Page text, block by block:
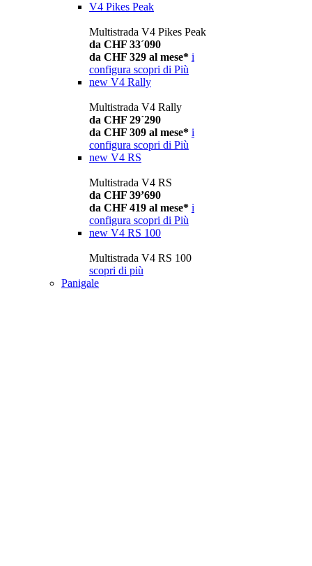
V4 Pikes Peak
Multistrada V4 Pikes Peak
da CHF 33´090
da CHF 329 al mese* i
configura scopri di Più
new V4 Rally
Multistrada V4 Rally
da CHF 29´290
da CHF 309 al mese* i
configura scopri di Più
new V4 RS
Multistrada V4 RS
da CHF 39’690
da CHF 419 al mese* i
configura scopri di Più
new V4 RS 100
Multistrada V4 RS 100
scopri di più
Panigale